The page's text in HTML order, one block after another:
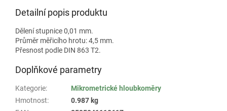
Detailní popis produktu
Dělení stupnice 0,01 mm.
Průměr měřicího hrotu: 4,5 mm.
Přesnost podle DIN 863 T2.
Doplňkové parametry
Kategorie:
Mikrometrické hloubkoměry
Hmotnost:
0.987 kg